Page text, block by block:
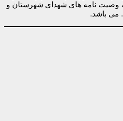
وصیت نامه های شهدای شهرستان و
می باشد.